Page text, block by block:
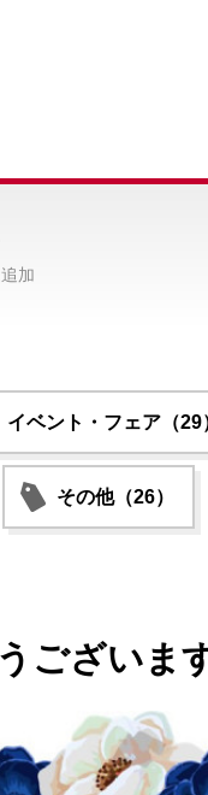
加
イベント・フェア（29
その他（26）
ございま